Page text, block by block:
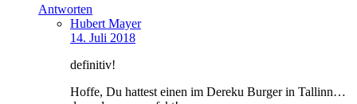
Antworten
Hubert Mayer
14. Juli 2018
definitiv!
Hoffe, Du hattest einen im Dereku Burger in Tallinn…